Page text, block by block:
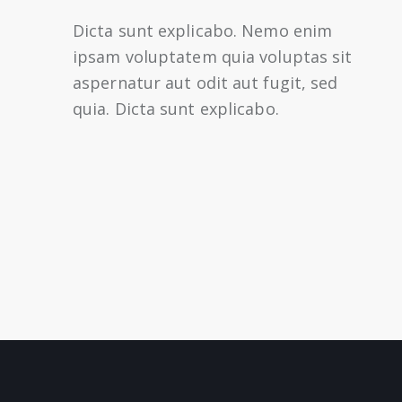
Dicta sunt explicabo. Nemo enim
ipsam voluptatem quia voluptas sit
aspernatur aut odit aut fugit, sed
quia. Dicta sunt explicabo.